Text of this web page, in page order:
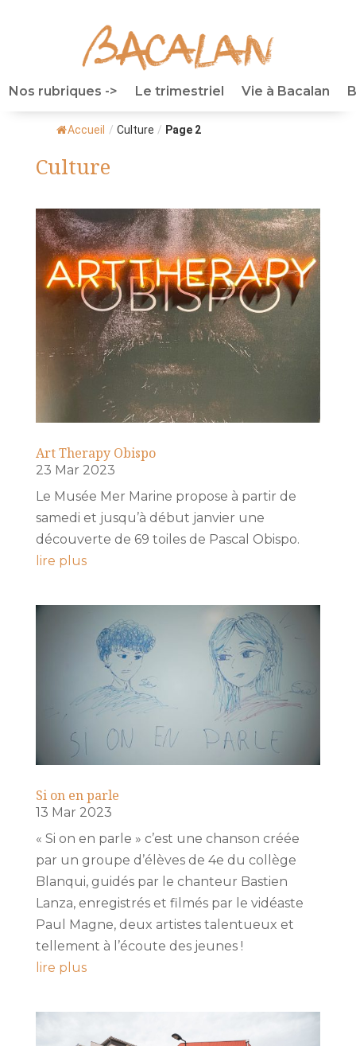
Nos rubriques -> Le trimestriel Vie à Bacalan
Accueil / Culture / Page 2
Culture
Art Therapy Obispo
23 Mar 2023
Le Musée Mer Marine propose à partir de
samedi et jusqu’à début janvier une
découverte de 69 toiles de Pascal Obispo.
lire plus
Si on en parle
13 Mar 2023
« Si on en parle » c’est une chanson créée
par un groupe d’élèves de 4e du collège
Blanqui, guidés par le chanteur Bastien
Lanza, enregistrés et filmés par le vidéaste
Paul Magne, deux artistes talentueux et
tellement à l’écoute des jeunes !
lire plus